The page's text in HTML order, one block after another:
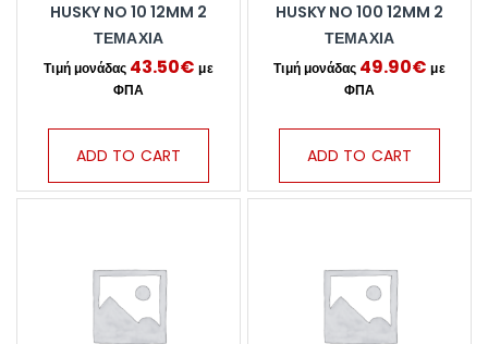
HUSKY NO 10 12MM 2
ΤΕΜΆΧΙΑ
43.50€
ADD TO CART
HUSKY NO 100 12MM 2
ΤΕΜΆΧΙΑ
49.90€
ADD TO CART